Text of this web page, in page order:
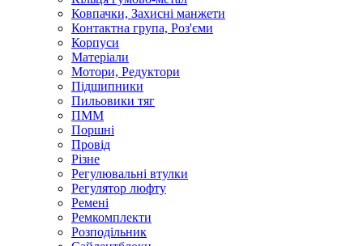
Ковпачки, Захисні манжети
Контактна група, Роз'єми
Корпуси
Матеріали
Мотори, Редуктори
Підшипники
Пильовики тяг
ПММ
Поршні
Провід
Різне
Регулювальні втулки
Регулятор люфту
Ремені
Ремкомплекти
Розподільник